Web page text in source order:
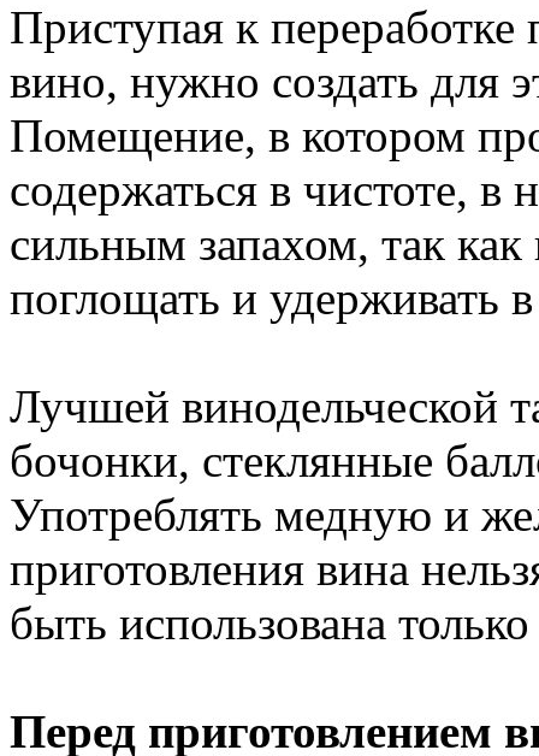
Приступая к переработке
вино, нужно создать для
Помещение, в котором
содержаться в чистоте, в
сильным запахом, так
поглощать и удерживать в
Лучшей винодельческой
бочонки, стеклянные
Употреблять медную и
приготовления вина
быть использована
Перед приготовлением